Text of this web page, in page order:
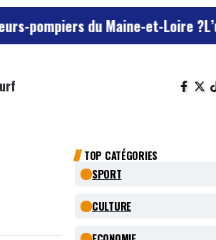
du Maine-et-Loire ?L’un des
TOP CATÉGORIES
SPORT
CULTURE